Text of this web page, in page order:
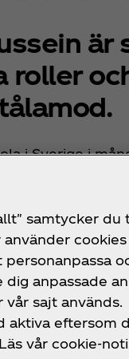
är
roller
i Sverige i
var ny på
i teamet
göra rätt och
om
roll, och
mycket
försiktiga och
samtycker du
använder
anpassade
sajt används.
aktiva eftersom
vår cookie-